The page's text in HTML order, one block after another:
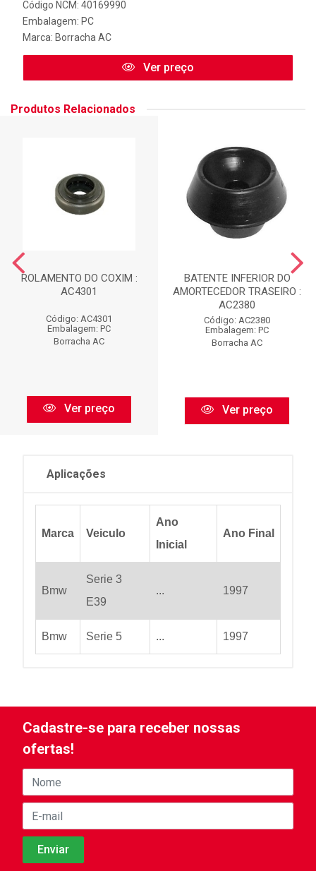
Código NCM: 40169990
Embalagem: PC
Marca: Borracha AC
Ver preço
Produtos Relacionados
ROLAMENTO DO COXIM :
AC4301
Código: AC4301
Embalagem: PC
Borracha AC
Ver preço
BATENTE INFERIOR DO
AMORTECEDOR TRASEIRO :
AC2380
Código: AC2380
Embalagem: PC
Borracha AC
Ver preço
Aplicações
Marca Veiculo
Ano
Inicial
Ano Final
Bmw
Serie 3
E39
... 1997
Bmw Serie 5 ... 1997
Cadastre-se para receber nossas
ofertas!